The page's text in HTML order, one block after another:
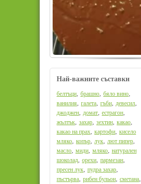
Най-важните съставки
белтъци, брашно, бяло вино,
ванилия, галета, гъби, девесил,
джоджен, домат, естрагон,
жълтък, захар, зехтин, какао,
какао на прах, картофи, кисело
мляко, копър, лук, лют пипер,
масло, миди, мляко, натурален
шоколад, орехи, пармезан,
пресен лук, пудра захар,
пъстърва, рибен бульон, сметана,